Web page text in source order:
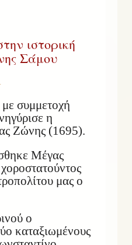
ιστορική
Σάμου
συμμετοχή
η
Ζώνης (1695).
Μέγας
μας ο
ο
καταξιωμένους